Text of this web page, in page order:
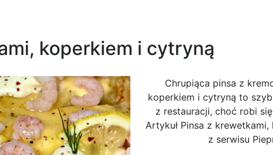
koperkiem i cytryną
Chrupiąca pinsa z
koperkiem i cytryną to
z restauracji, choć robi
Artykuł Pinsa z
z serwisu